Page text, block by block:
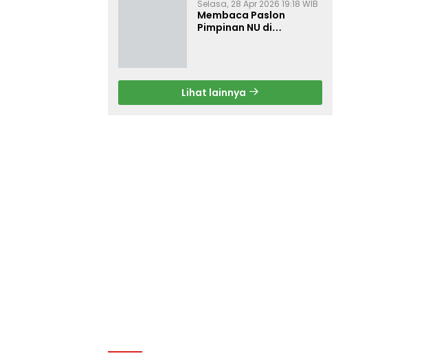
Selasa, 28 Apr 2026 19:18 WIB
Membaca Paslon
Pimpinan NU di
Lihat lainnya